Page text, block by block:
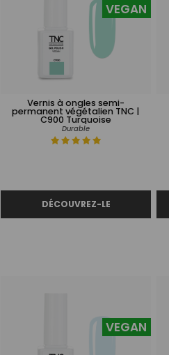
Vernis à ongles semi-
permanent végétalien TNC |
C900 Turquoise
Durable
VEGAN
VEGAN